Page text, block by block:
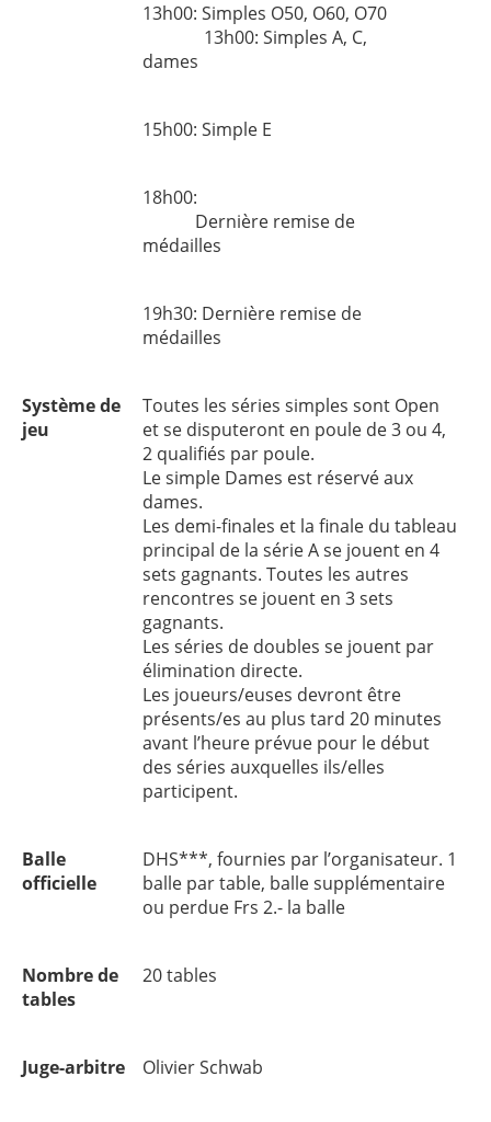
13h00: Simples O50, O60, O70
13h00: Simples A, C,
dames
15h00: Simple E
18h00:
Dernière remise de
médailles
19h30: Dernière remise de
médailles
Système de
jeu
Toutes les séries simples sont Open
et se disputeront en poule de 3 ou 4,
2 qualifiés par poule.
Le simple Dames est réservé aux
dames.
Les demi-finales et la finale du tableau
principal de la série A se jouent en 4
sets gagnants. Toutes les autres
rencontres se jouent en 3 sets
gagnants.
Les séries de doubles se jouent par
élimination directe.
Les joueurs/euses devront être
présents/es au plus tard 20 minutes
avant l’heure prévue pour le début
des séries auxquelles ils/elles
participent.
Balle
officielle
DHS***, fournies par l’organisateur. 1
balle par table, balle supplémentaire
ou perdue Frs 2.- la balle
Nombre de
tables
20 tables
Juge-arbitre Olivier Schwab